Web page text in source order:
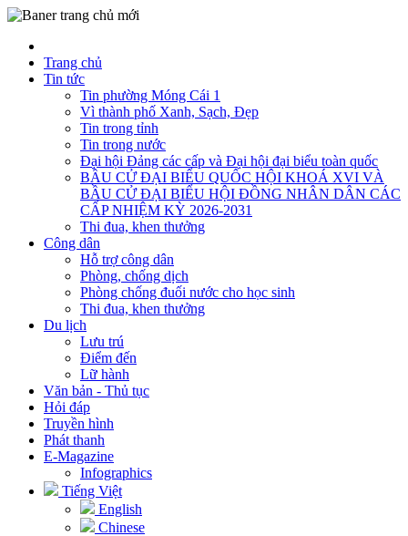
Trang chủ
Tin tức
Tin phường Móng Cái 1
Vì thành phố Xanh, Sạch, Đẹp
Tin trong tỉnh
Tin trong nước
Đại hội Đảng các cấp và Đại hội đại biểu toàn quốc
BẦU CỬ ĐẠI BIỂU QUỐC HỘI KHOÁ XVI VÀ
BẦU CỬ ĐẠI BIỂU HỘI ĐỒNG NHÂN DÂN CÁC
CẤP NHIỆM KỲ 2026-2031
Thi đua, khen thưởng
Công dân
Hỗ trợ công dân
Phòng, chống dịch
Phòng chống đuối nước cho học sinh
Thi đua, khen thưởng
Du lịch
Lưu trú
Điểm đến
Lữ hành
Văn bản - Thủ tục
Hỏi đáp
Truyền hình
Phát thanh
E-Magazine
Infographics
Tiếng Việt
English
Chinese